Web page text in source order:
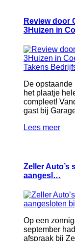
Review door
3Huizen in
De opstaande
het plaatje
compleet!
gast bij
Lees meer
Zeller Auto’s
aangesl…
Op een
september
afspraak bij